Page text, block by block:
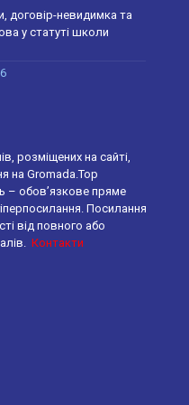
договір-невидимка та
у статуті школи
розміщених на сайті,
на Gromada.Top
– обов’язкове пряме
Посилання
від повного або
Контакти